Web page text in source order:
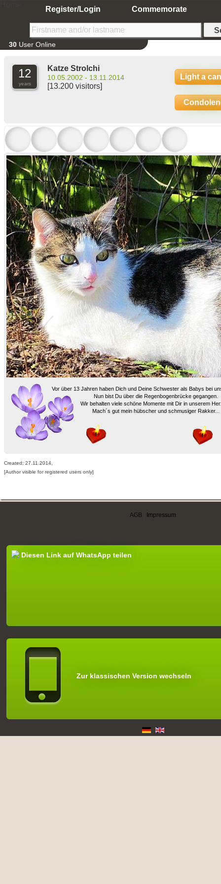
Register/Login Commemorate
30 User Online
12
years
Katze Strolchi
10.05.2002 - 13.11.2014
[13.200 visitors]
Light a
Vor über 13 Jahren haben Dich und Deine Schwester als Babys bei
Nun bist Du über die Regenbogenbrücke gegangen.
Wir behalten viele schöne Momente mit Dir in unserem
Mach´s gut mein hübscher und schmusiger Rakker...
Created: 27.11.2014,
[Author visible for registered users only]
AGB Impressum
Diesen Link auf WhatsApp teilen
Zur klassischen Version wechseln